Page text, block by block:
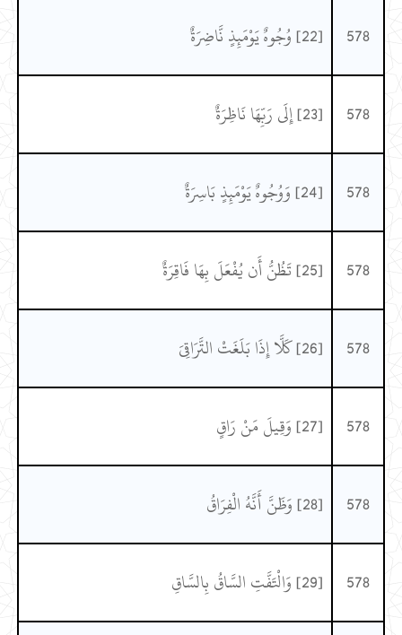
578 [22] وُجُوهٌ يَوْمَئِذٍ نَّاضِرَةٌ
578 [23] إِلَى رَبِّهَا نَاظِرَةٌ
578 [24] وَوُجُوهٌ يَوْمَئِذٍ بَاسِرَةٌ
578 [25] تَظُنُّ أَن يُفْعَلَ بِهَا فَاقِرَةٌ
578 [26] كَلَّا إِذَا بَلَغَتْ التَّرَاقِيَ
578 [27] وَقِيلَ مَنْ رَاقٍ
578 [28] وَظَنَّ أَنَّهُ الْفِرَاقُ
578 [29] وَالْتَفَّتِ السَّاقُ بِالسَّاقِ